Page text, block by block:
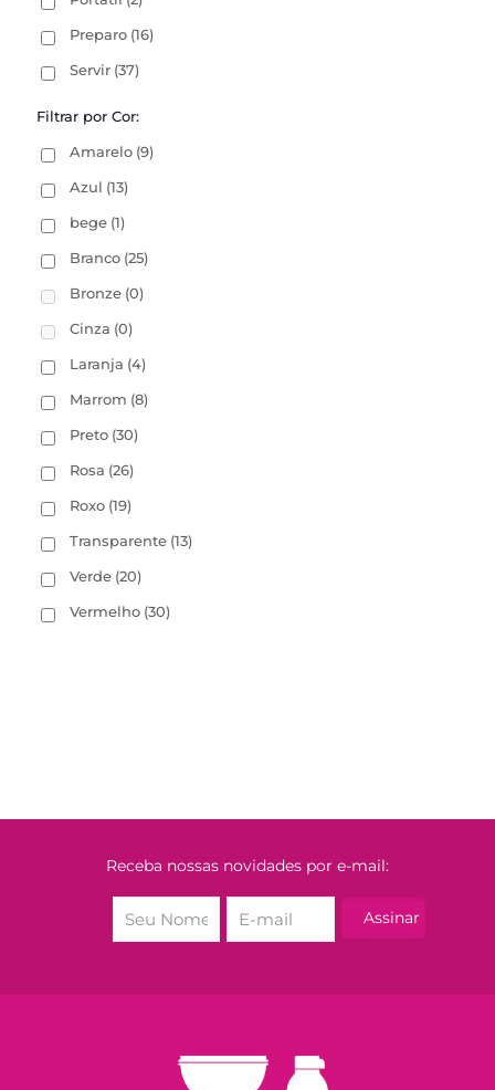
Preparo (16)
Servir (37)
Filtrar por Cor:
Amarelo (9)
Azul (13)
bege (1)
Branco (25)
Bronze (0)
Cinza (0)
Laranja (4)
Marrom (8)
Preto (30)
Rosa (26)
Roxo (19)
Transparente (13)
Verde (20)
Vermelho (30)
Receba nossas novidades por e-mail: